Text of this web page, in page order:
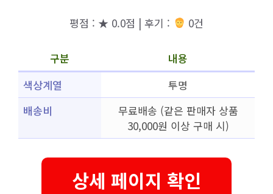
평점 : ★ 0.0점 | 후기 : 0건
구분
내용
색상계열
투명
배송비
무료배송 (같은 판매자 상품
30,000원 이상 구매 시)
상세 페이지 확인